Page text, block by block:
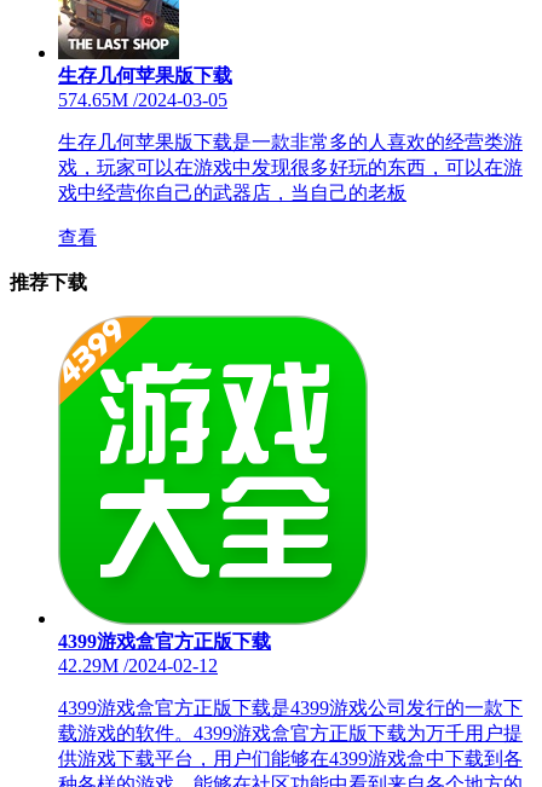
生存几何苹果版下载
574.65M /2024-03-05
生存几何苹果版下载是一款非常多的人喜欢的经营类游
戏，玩家可以在游戏中发现很多好玩的东西，可以在游
戏中经营你自己的武器店，当自己的老板
查看
推荐下载
4399游戏盒官方正版下载
42.29M /2024-02-12
4399游戏盒官方正版下载是4399游戏公司发行的一款下
载游戏的软件。4399游戏盒官方正版下载为万千用户提
供游戏下载平台，用户们能够在4399游戏盒中下载到各